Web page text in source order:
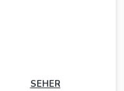
SEHER